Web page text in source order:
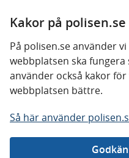
Kakor på polisen.se
På polisen.se använder
webbplatsen ska fungera
använder också kakor
webbplatsen bättre.
Så här använder